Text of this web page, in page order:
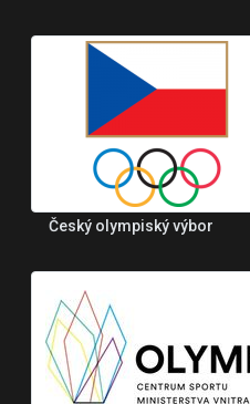
Český olympiský výbor